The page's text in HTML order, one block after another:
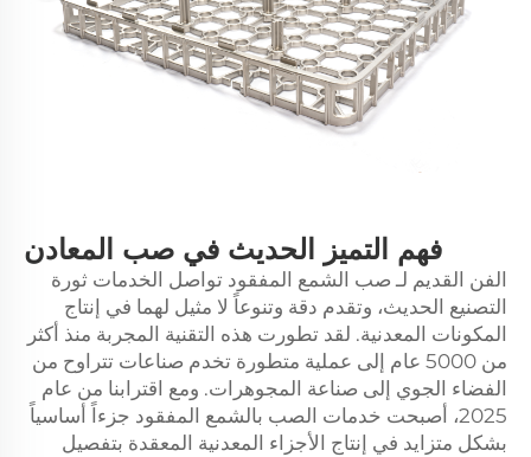
فهم التميز الحديث في صب المعادن
الفن القديم لـ صب الشمع المفقود تواصل الخدمات ثورة
التصنيع الحديث، وتقدم دقة وتنوعاً لا مثيل لهما في إنتاج
المكونات المعدنية. لقد تطورت هذه التقنية المجربة منذ أكثر
من 5000 عام إلى عملية متطورة تخدم صناعات تتراوح من
الفضاء الجوي إلى صناعة المجوهرات. ومع اقترابنا من عام
2025، أصبحت خدمات الصب بالشمع المفقود جزءاً أساسياً
بشكل متزايد في إنتاج الأجزاء المعدنية المعقدة بتفصيل